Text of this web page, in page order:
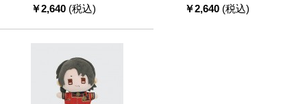
￥2,640 (税込) ￥2,640 (税込)